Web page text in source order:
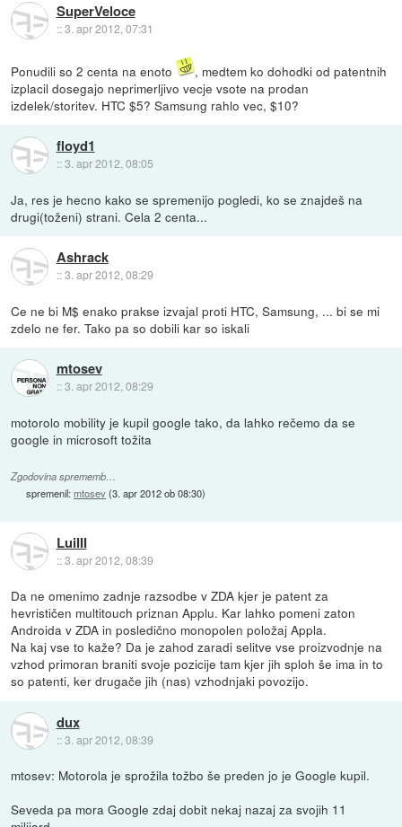
SuperVeloce
::3. apr 2012, 07:31
Ponudili so 2 centa na enoto
, medtem ko dohodki od patentnih
izplacil dosegajo neprimerljivo vecje vsote na prodan
izdelek/storitev. HTC $5? Samsung rahlo vec, $10?
floyd1
::3. apr 2012, 08:05
Ja, res je hecno kako se spremenijo pogledi, ko se znajdeš na
drugi(toženi) strani. Cela 2 centa...
Ashrack
::3. apr 2012, 08:29
Ce ne bi M$ enako prakse izvajal proti HTC, Samsung, ... bi se mi
zdelo ne fer. Tako pa so dobili kar so iskali
mtosev
::3. apr 2012, 08:29
motorolo mobility je kupil google tako, da lahko rečemo da se
google in microsoft tožita
Zgodovina sprememb…
spremenil:mtosev(3. apr 2012 ob 08:30)
LuiIII
::3. apr 2012, 08:39
Da ne omenimo zadnje razsodbe v ZDA kjer je patent za
hevrističen multitouch priznan Applu. Kar lahko pomeni zaton
Androida v ZDA in posledično monopolen položaj Appla.
Na kaj vse to kaže? Da je zahod zaradi selitve vse proizvodnje na
vzhod primoran braniti svoje pozicije tam kjer jih sploh še ima in to
so patenti, ker drugače jih (nas) vzhodnjaki povozijo.
dux
::3. apr 2012, 08:39
mtosev: Motorola je sprožila tožbo še preden jo je Google kupil.
Seveda pa mora Google zdaj dobit nekaj nazaj za svojih 11